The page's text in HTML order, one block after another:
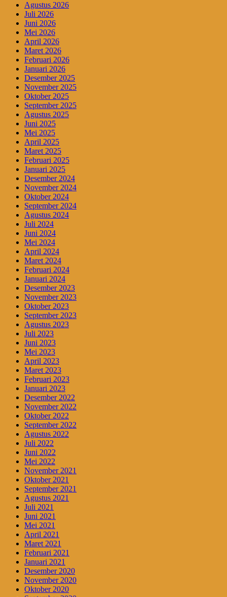
Agustus 2026
Juli 2026
Juni 2026
Mei 2026
April 2026
Maret 2026
Februari 2026
Januari 2026
Desember 2025
November 2025
Oktober 2025
September 2025
Agustus 2025
Juni 2025
Mei 2025
April 2025
Maret 2025
Februari 2025
Januari 2025
Desember 2024
November 2024
Oktober 2024
September 2024
Agustus 2024
Juli 2024
Juni 2024
Mei 2024
April 2024
Maret 2024
Februari 2024
Januari 2024
Desember 2023
November 2023
Oktober 2023
September 2023
Agustus 2023
Juli 2023
Juni 2023
Mei 2023
April 2023
Maret 2023
Februari 2023
Januari 2023
Desember 2022
November 2022
Oktober 2022
September 2022
Agustus 2022
Juli 2022
Juni 2022
Mei 2022
November 2021
Oktober 2021
September 2021
Agustus 2021
Juli 2021
Juni 2021
Mei 2021
April 2021
Maret 2021
Februari 2021
Januari 2021
Desember 2020
November 2020
Oktober 2020